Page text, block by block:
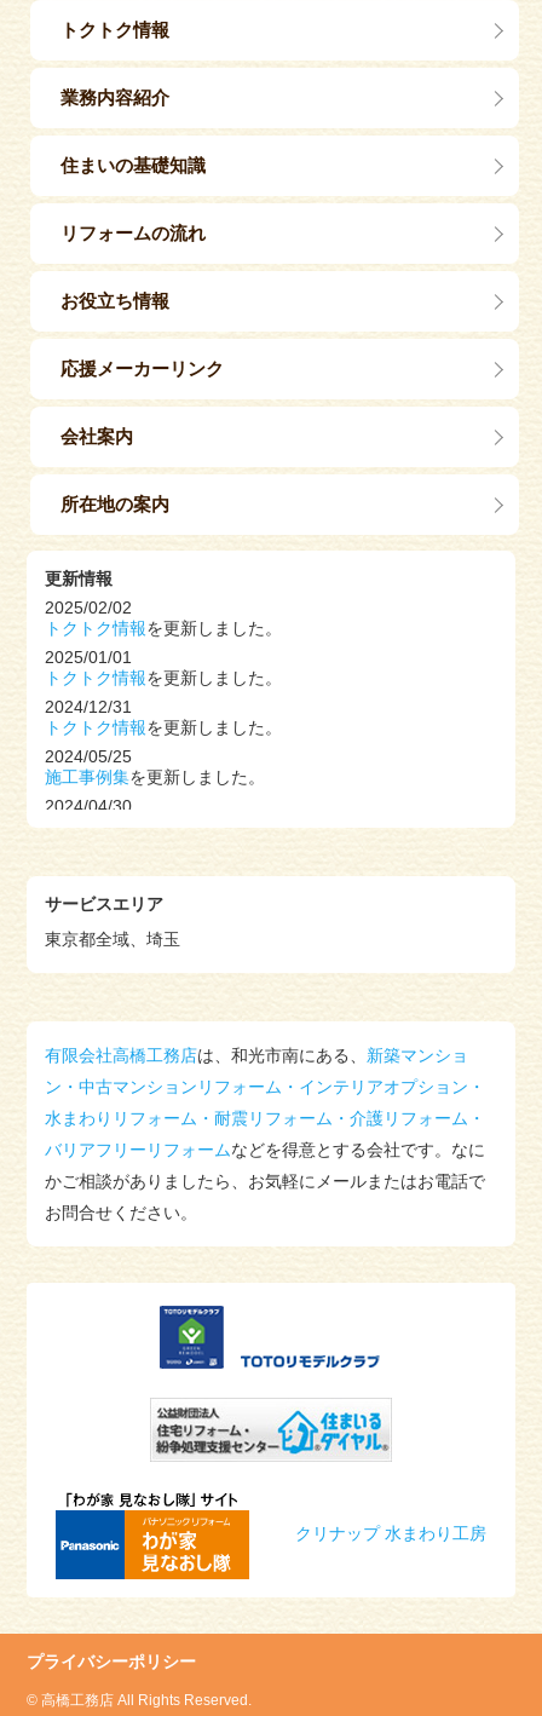
トクトク情報
業務内容紹介
住まいの基礎知識
リフォームの流れ
お役立ち情報
応援メーカーリンク
会社案内
所在地の案内
更新情報
2025/02/02
トクトク情報を更新しました。
2025/01/01
トクトク情報を更新しました。
2024/12/31
トクトク情報を更新しました。
2024/05/25
施工事例集を更新しました。
2024/04/30
トクトク情報を更新しました。
トクトク情報を更新しました。
2024/01/30
トクトク情報を更新しました。
トクトク情報を更新しました。
2024/01/28
トクトク情報
トクトク情報 を更新しました。
2023/11/12
トクトク情報 を更新しました。
2023/11/12
トクトク情報を更新しました。
2023/11/10
を更新しました。
を更新しました。
を更新しました。
2023/01/25
トクトク情報を更新しました。
2022/11/13
トクトク情報を更新しました。
2022/11/08
トクトク情報を更新しました。
2021/04/10
サービスエリア
東京都全域、埼玉
有限会社高橋工務店は、和光市南にある、 新築マンショ
ン・中古マンションリフォーム・インテリアオプション・
水まわりリフォーム・耐震リフォーム・介護リフォーム・
バリアフリーリフォームなどを得意とする会社です。なに
かご相談がありましたら、お気軽にメールまたはお電話で
お問合せください。
クリナップ 水まわり工房
プライバシーポリシー
© 高橋工務店 All Rights Reserved.